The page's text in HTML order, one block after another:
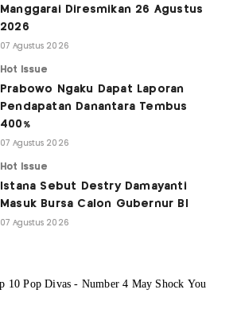
Manggarai Diresmikan 26 Agustus
2026
07 Agustus 2026
Hot Issue
Prabowo Ngaku Dapat Laporan
Pendapatan Danantara Tembus
400%
07 Agustus 2026
Hot Issue
Istana Sebut Destry Damayanti
Masuk Bursa Calon Gubernur BI
07 Agustus 2026